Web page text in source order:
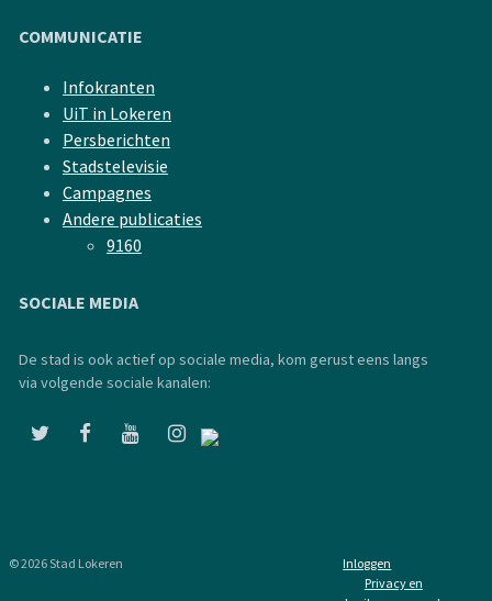
COMMUNICATIE
Infokranten
UiT in Lokeren
Persberichten
Stadstelevisie
Campagnes
Andere publicaties
9160
SOCIALE MEDIA
De stad is ook actief op sociale media, kom gerust eens langs
via volgende sociale kanalen:
© 2026 Stad Lokeren
Inloggen
Privacy en